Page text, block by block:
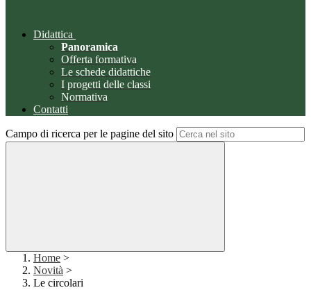
Didattica
Panoramica
Offerta formativa
Le schede didattiche
I progetti delle classi
Normativa
Contatti
Campo di ricerca per le pagine del sito
Home >
Novità >
Le circolari